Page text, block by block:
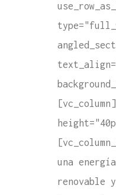
una
renovable